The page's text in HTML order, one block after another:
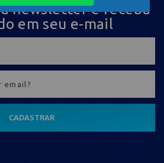
newsletter e receba
em seu e-mail
CADASTRAR